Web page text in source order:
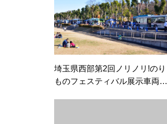
埼玉県西部第2回ノリノリ!のり
ものフェスティバル展示車両を